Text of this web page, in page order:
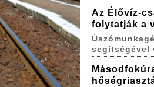
Az Élővíz-
folytatják a
segítségével